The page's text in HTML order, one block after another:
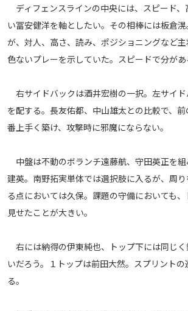
ディフェンスラインの中央には、スピード、
い冨安健洋を軸としたい。その相棒には板倉
が、対人、高さ、読み、ポジショニングなど
色ないプレーを示していた。スピードで分があ
右サイドバックは酒井宏樹の一択。左サイ
を配する。長友佑都、中山雄太との比較で、
番上手く築け、攻撃時に邪魔にならない。
中盤は不動のボランチ遠藤航、守田英正を
建英。南野拓実単体では選択肢に入るが、周
る点においては久保。課題の守備においても
見せたことが大きい。
右には納得の伊東純也、トップ下には同じ
いだろう。１トップは前田大然。スプリント
る。